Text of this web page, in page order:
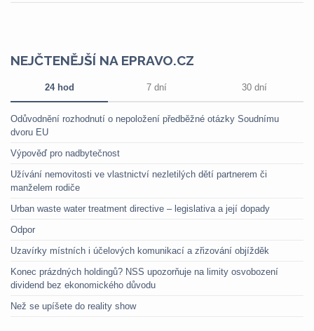
NEJČTENĚJŠÍ NA EPRAVO.CZ
24 hod 7 dní 30 dní
Odůvodnění rozhodnutí o nepoložení předběžné otázky Soudnímu
dvoru EU
Výpověď pro nadbytečnost
Užívání nemovitosti ve vlastnictví nezletilých dětí partnerem či
manželem rodiče
Urban waste water treatment directive – legislativa a její dopady
Odpor
Uzavírky místních i účelových komunikací a zřizování objížděk
Konec prázdných holdingů? NSS upozorňuje na limity osvobození
dividend bez ekonomického důvodu
Než se upíšete do reality show